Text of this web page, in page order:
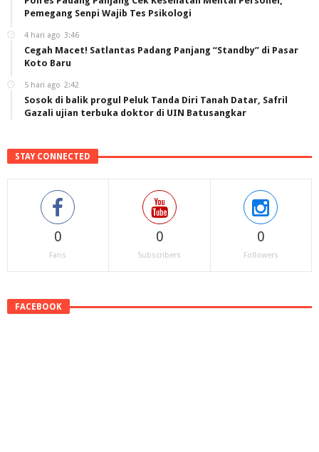
Pemegang Senpi Wajib Tes Psikologi
4 hari ago 3:46
Cegah Macet! Satlantas Padang Panjang “Standby” di Pasar
Koto Baru
5 hari ago 2:42
Sosok di balik progul Peluk Tanda Diri Tanah Datar, Safril
Gazali ujian terbuka doktor di UIN Batusangkar
STAY CONNECTED
0
Fans
0
Subscribers
0
Followers
FACEBOOK